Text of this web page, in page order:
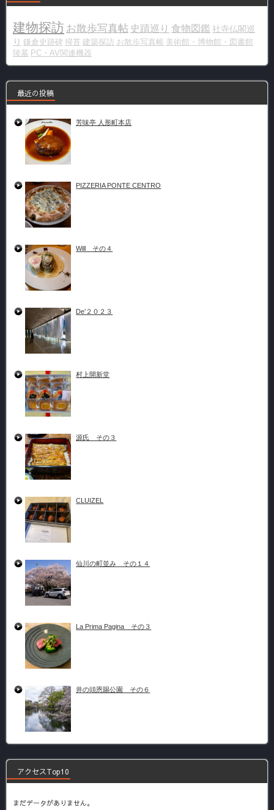
建物探訪 お散歩写真帖 史蹟巡り 食物図鑑 社寺仏閣巡
り 鎌倉史跡碑 掃苔 建築探訪 お散歩写真帳 美術館・博物館・図書館
陵墓 PC・AV関連機器
最近の投稿
芳味亭 人形町本店
PIZZERIA PONTE CENTRO
Will その４
De’２０２３
村上開新堂
源氏 その３
CLUIZEL
仙川の町並み その１４
La Prima Pagina その３
井の頭恩賜公園 その６
アクセスTop10
まだデータがありません。